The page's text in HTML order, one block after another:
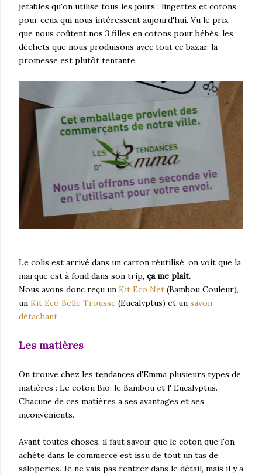
jetables qu'on utilise tous les jours : lingettes et cotons
pour ceux qui nous intéressent aujourd'hui. Vu le prix
que nous coûtent nos 3 filles en cotons pour bébés, les
déchets que nous produisons avec tout ce bazar, la
promesse est plutôt tentante.
Le colis est arrivé dans un carton réutilisé, on voit que la
marque est à fond dans son trip, ça me plait.
Nous avons donc reçu un Kit Eco Net (Bambou Couleur),
un Kit Eco Belle Trousse (Eucalyptus) et un savon
détachant.
Les matières
On trouve chez les tendances d'Emma plusieurs types de
matières : Le coton Bio, le Bambou et l' Eucalyptus.
Chacune de ces matières a ses avantages et ses
inconvénients.
Avant toutes choses, il faut savoir que le coton que l'on
achète dans le commerce est issu de tout un tas de
saloperies. Je ne vais pas rentrer dans le détail, mais il y a